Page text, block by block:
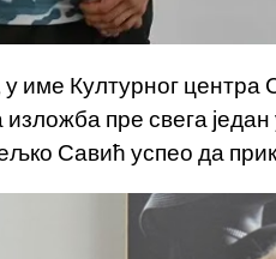
име Културног
изложба пре свега
Савић успео да